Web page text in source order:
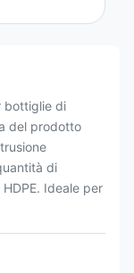
bottiglie di
del prodotto
di
Ideale per